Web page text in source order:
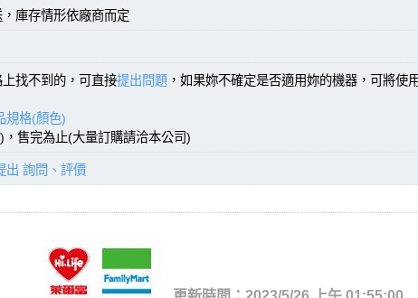
庫存情形依廠商而定
找不到的，可直接提出問題 ，如果妳不確定是否適用妳的機器，可將使
規格(顏色)
，售完為止(大量訂購請洽本公司)
出 詢問、評價